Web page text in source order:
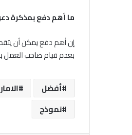
ما أهم دفع بمذكرة
إن أهم دفع يمكن أن
بعدم قيام صاحب العمل
أفضل
نموذج